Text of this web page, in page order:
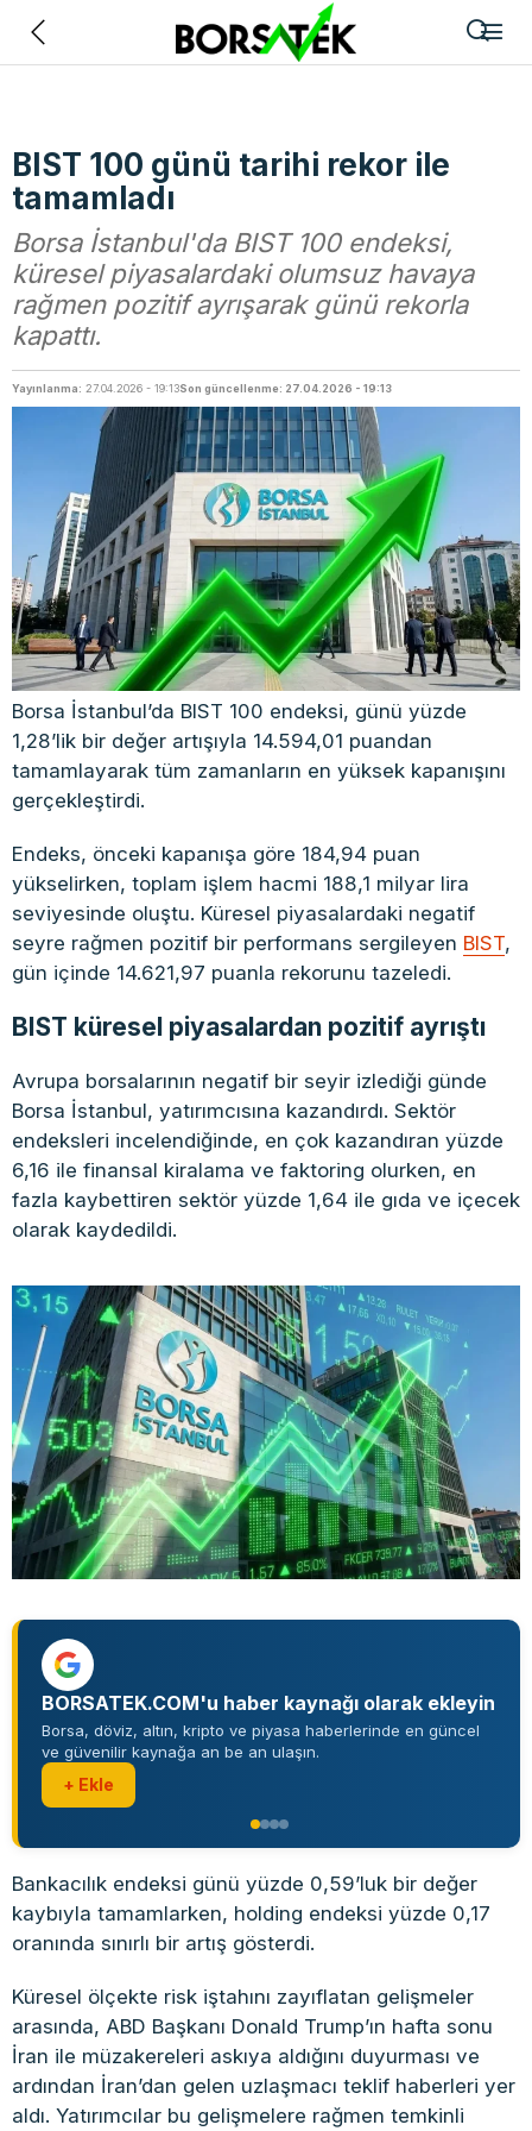
BIST 100 günü tarihi rekor ile
tamamladı
Borsa İstanbul'da BIST 100 endeksi,
küresel piyasalardaki olumsuz havaya
rağmen pozitif ayrışarak günü rekorla
kapattı.
Yayınlanma: 27.04.2026 - 19:13Son güncellenme: 27.04.2026 - 19:13
Borsa İstanbul’da BIST 100 endeksi, günü yüzde
1,28’lik bir değer artışıyla 14.594,01 puandan
tamamlayarak tüm zamanların en yüksek kapanışını
gerçekleştirdi.
Endeks, önceki kapanışa göre 184,94 puan
yükselirken, toplam işlem hacmi 188,1 milyar lira
seviyesinde oluştu. Küresel piyasalardaki negatif
seyre rağmen pozitif bir performans sergileyen BIST,
gün içinde 14.621,97 puanla rekorunu tazeledi.
BIST küresel piyasalardan pozitif ayrıştı
Avrupa borsalarının negatif bir seyir izlediği günde
Borsa İstanbul, yatırımcısına kazandırdı. Sektör
endeksleri incelendiğinde, en çok kazandıran yüzde
6,16 ile finansal kiralama ve faktoring olurken, en
fazla kaybettiren sektör yüzde 1,64 ile gıda ve içecek
olarak kaydedildi.
BORSATEK.COM'u haber kaynağı olarak ekleyin
Borsa, döviz, altın, kripto ve piyasa haberlerinde en güncel
ve güvenilir kaynağa an be an ulaşın.
+ Ekle
Bankacılık endeksi günü yüzde 0,59’luk bir değer
kaybıyla tamamlarken, holding endeksi yüzde 0,17
oranında sınırlı bir artış gösterdi.
Küresel ölçekte risk iştahını zayıflatan gelişmeler
arasında, ABD Başkanı Donald Trump’ın hafta sonu
İran ile müzakereleri askıya aldığını duyurması ve
ardından İran’dan gelen uzlaşmacı teklif haberleri yer
aldı. Yatırımcılar bu gelişmelere rağmen temkinli